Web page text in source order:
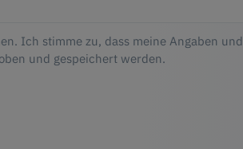
Ich stimme zu, dass meine Angaben und
und gespeichert werden.